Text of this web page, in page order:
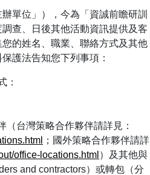
單位」），今為「資誠前瞻研訓
查、日後其他活動資訊提供及客
的姓名、職業、聯絡方式及其他
護法告知您下列事項：
：
台灣策略合作夥伴請詳見：
；國外策略合作夥伴請詳
office-locations.html ）及其他與
and contractors）或轉包（分